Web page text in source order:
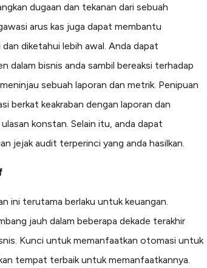
dugaan dan tekanan dari sebuah
arus kas juga dapat membantu
diketahui lebih awal. Anda dapat
dalam bisnis anda sambil bereaksi terhadap
sebuah laporan dan metrik. Penipuan
berkat keakraban dengan laporan dan
konstan. Selain itu, anda dapat
jejak audit terperinci yang anda hasilkan.
ini terutama berlaku untuk keuangan.
jauh dalam beberapa dekade terakhir
Kunci untuk memanfaatkan otomasi untuk
tempat terbaik untuk memanfaatkannya.